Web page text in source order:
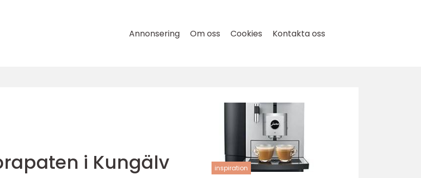
Annonsering Om oss Cookies Kontakta oss
i Kungälv
inspiration